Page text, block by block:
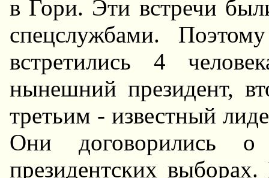
в Гори. Эти встречи
спецслужбами.
встретились 4
нынешний президент,
третьим - известный
Они договорились о
президентских